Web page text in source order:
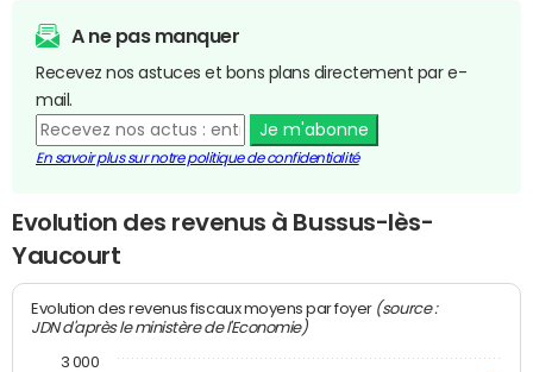
A ne pas manquer
Recevez nos astuces et bons plans directement par e-
mail.
Je m'abonne
En savoir plus sur notre politique de confidentialité
Evolution des revenus à Bussus-lès-
Yaucourt
Evolution des revenus fiscaux moyens par foyer (source :
JDN d'après le ministère de l'Economie)
3 000